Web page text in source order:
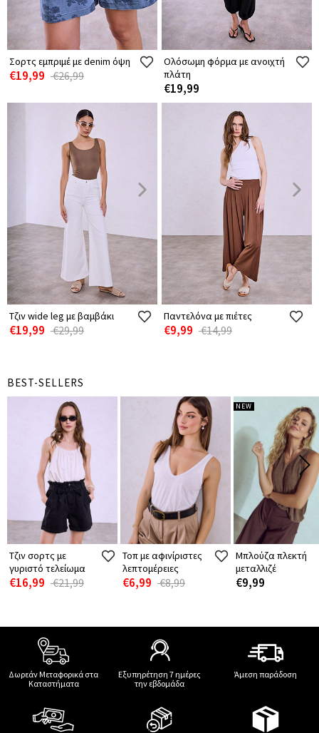
Σορτς εμπριμέ με denim όψη
€19,99 €26,99
Ολόσωμη φόρμα με ανοιχτή
πλάτη
€19,99
Τζιν wide leg με βαμβάκι
€19,99 €29,99
Παντελόνα με πιέτες
€9,99 €14,99
BEST-SELLERS
Τζιν σορτς με
γυριστό τελείωμα
€16,99 €21,99
Τοπ με αφινίριστες
λεπτομέρειες
€6,99 €8,99
NEW
Μπλούζα πλεκτή
μεταλλιζέ
€9,99
Δωρεάν Μεταφορικά στα
Καταστήματα
Εξυπηρέτηση 7 ημέρες
την εβδομάδα
Άμεση παράδοση